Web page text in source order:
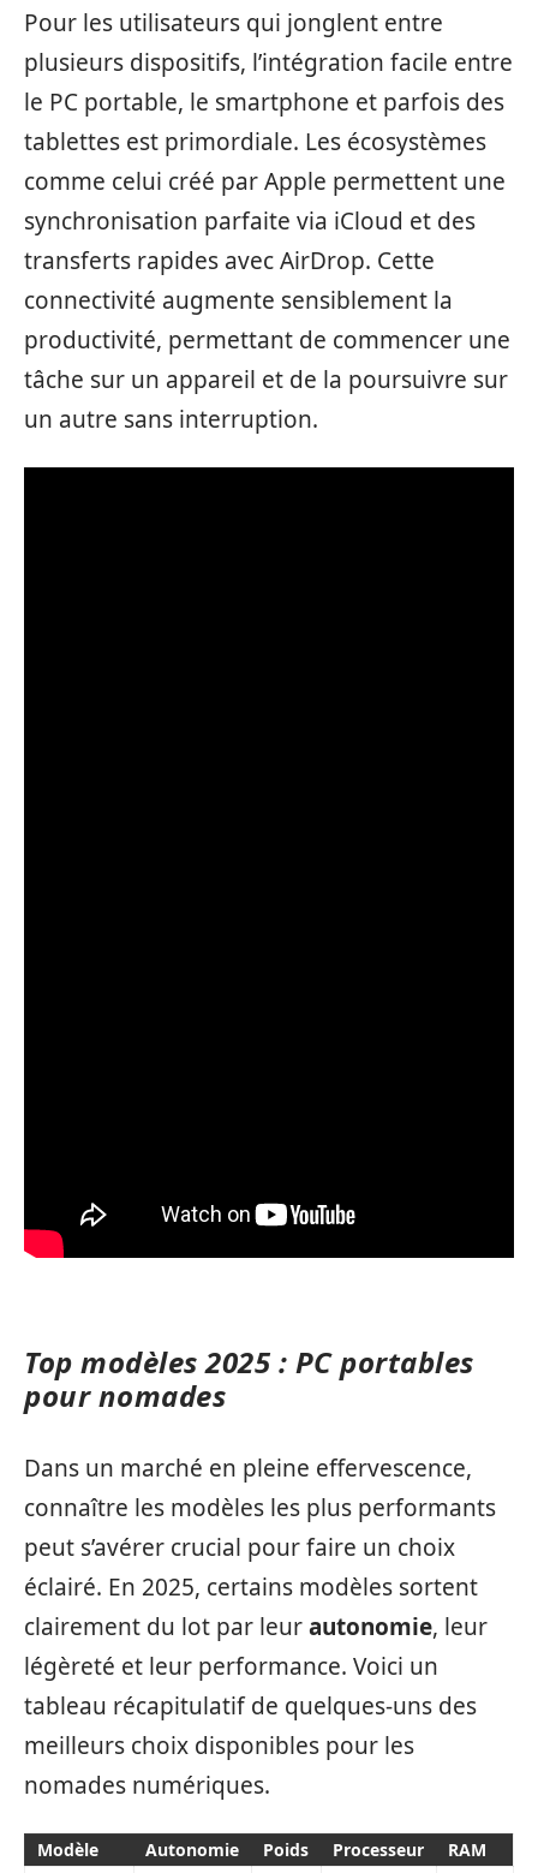
Pour les utilisateurs qui jonglent entre
plusieurs dispositifs, l’intégration facile entre
le PC portable, le smartphone et parfois des
tablettes est primordiale. Les écosystèmes
comme celui créé par Apple permettent une
synchronisation parfaite via iCloud et des
transferts rapides avec AirDrop. Cette
connectivité augmente sensiblement la
productivité, permettant de commencer une
tâche sur un appareil et de la poursuivre sur
un autre sans interruption.
Top modèles 2025 : PC portables
pour nomades
Dans un marché en pleine effervescence,
connaître les modèles les plus performants
peut s’avérer crucial pour faire un choix
éclairé. En 2025, certains modèles sortent
clairement du lot par leurautonomie, leur
légèreté et leur performance. Voici un
tableau récapitulatif de quelques-uns des
meilleurs choix disponibles pour les
nomades numériques.
Modèle Autonomie Poids Processeur RAM